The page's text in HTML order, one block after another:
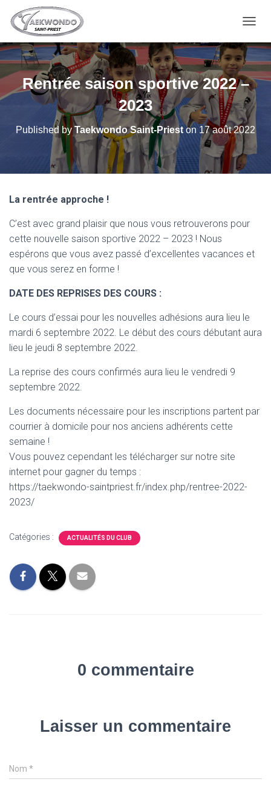
Rentrée saison sportive 2022 –
2023
Published by Taekwondo Saint-Priest on 17 août 2022
La rentrée approche !
C’est avec grand plaisir que nous vous retrouverons pour
cette nouvelle saison sportive 2022 – 2023 ! Nous
espérons que vous avez passé d’excellentes vacances et
que vous serez en forme !
DATE DES REPRISES DES COURS :
Le cours d’essai pour les nouvelles adhésions aura lieu le
mardi 6 septembre 2022. Le début des cours débutant aura
lieu le jeudi 8 septembre 2022.
La reprise des cours confirmés aura lieu le vendredi 9
septembre 2022.
Les documents nécessaire pour les inscriptions partent par
courrier à domicile pour nos anciens adhérents cette
semaine !
Vous pouvez cependant les télécharger sur notre site
internet pour gagner du temps :
https://taekwondo-saintpriest.fr/index.php/rentree-2022-
2023/
Catégories : ACTUALITÉS DU CLUB
0 commentaire
Laisser un commentaire
Nom *